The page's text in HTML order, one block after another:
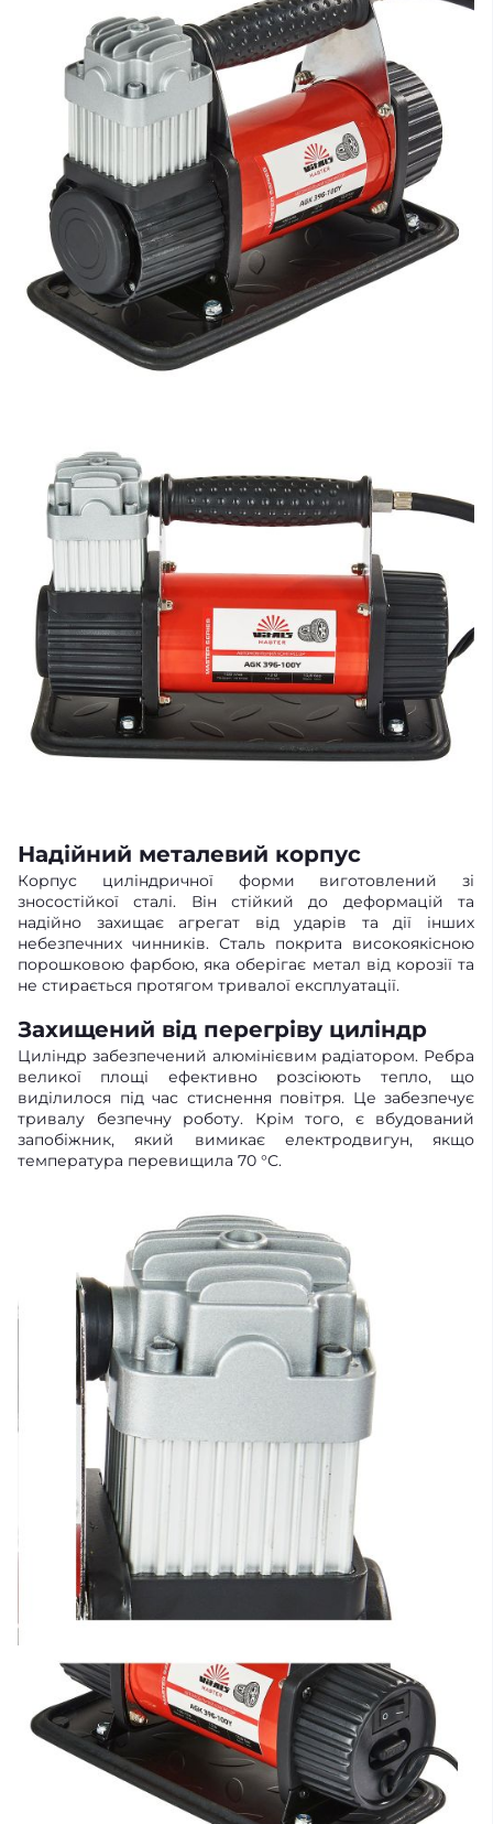
Надійний металевий корпус
Корпус циліндричної форми виготовлений зі
зносостійкої сталі. Він стійкий до деформацій та
надійно захищає агрегат від ударів та дії інших
небезпечних чинників. Сталь покрита високоякісною
порошковою фарбою, яка оберігає метал від корозії та
не стирається протягом тривалої експлуатації.
Захищений від перегріву циліндр
Циліндр забезпечений алюмінієвим радіатором. Ребра
великої площі ефективно розсіюють тепло, що
виділилося під час стиснення повітря. Це забезпечує
тривалу безпечну роботу. Крім того, є вбудований
запобіжник, який вимикає електродвигун, якщо
температура перевищила 70 °С.